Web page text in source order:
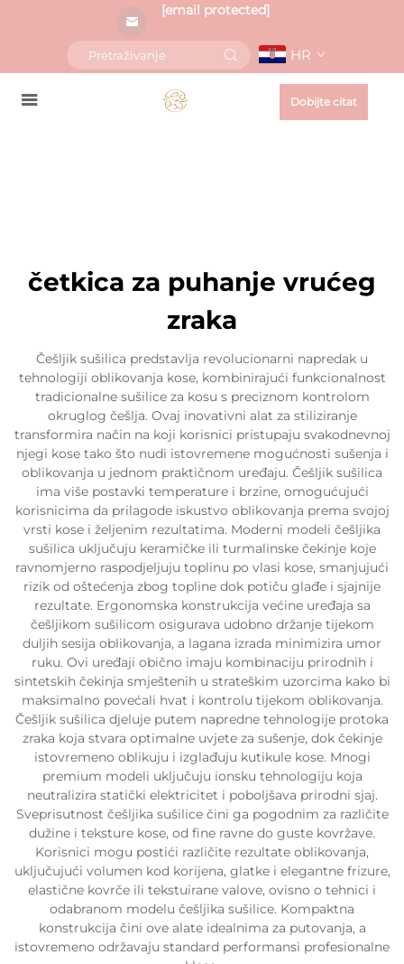
[email protected]
HR
Dobijte citat
četkica za puhanje vrućeg
zraka
Češljik sušilica predstavlja revolucionarni napredak u
tehnologiji oblikovanja kose, kombinirajući funkcionalnost
tradicionalne sušilice za kosu s preciznom kontrolom
okruglog češlja. Ovaj inovativni alat za stiliziranje
transformira način na koji korisnici pristupaju svakodnevnoj
njegi kose tako što nudi istovremene mogućnosti sušenja i
oblikovanja u jednom praktičnom uređaju. Češljik sušilica
ima više postavki temperature i brzine, omogućujući
korisnicima da prilagode iskustvo oblikovanja prema svojoj
vrsti kose i željenim rezultatima. Moderni modeli češljika
sušilica uključuju keramičke ili turmalinske čekinje koje
ravnomjerno raspodjeljuju toplinu po vlasi kose, smanjujući
rizik od oštećenja zbog topline dok potiču glađe i sjajnije
rezultate. Ergonomska konstrukcija većine uređaja sa
češljikom sušilicom osigurava udobno držanje tijekom
duljih sesija oblikovanja, a lagana izrada minimizira umor
ruku. Ovi uređaji obično imaju kombinaciju prirodnih i
sintetskih čekinja smještenih u strateškim uzorcima kako bi
maksimalno povećali hvat i kontrolu tijekom oblikovanja.
Češljik sušilica djeluje putem napredne tehnologije protoka
zraka koja stvara optimalne uvjete za sušenje, dok čekinje
istovremeno oblikuju i izglađuju kutikule kose. Mnogi
premium modeli uključuju ionsku tehnologiju koja
neutralizira statički elektricitet i poboljšava prirodni sjaj.
Sveprisutnost češljika sušilice čini ga pogodnim za različite
dužine i teksture kose, od fine ravne do guste kovržave.
Korisnici mogu postići različite rezultate oblikovanja,
uključujući volumen kod korijena, glatke i elegantne frizure,
elastične kovrče ili tekstuirane valove, ovisno o tehnici i
odabranom modelu češljika sušilice. Kompaktna
konstrukcija čini ove alate idealnima za putovanja, a
istovremeno održavaju standard performansi profesionalne